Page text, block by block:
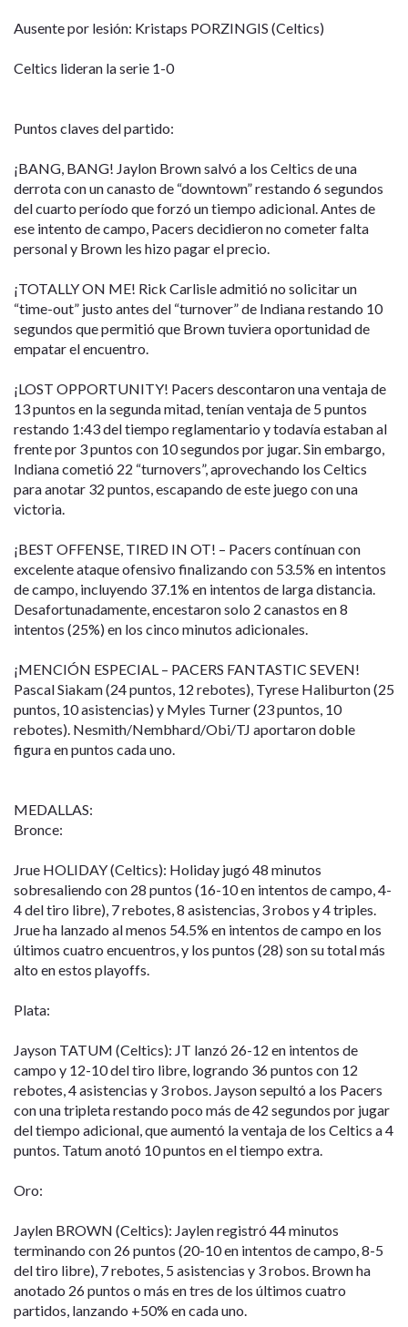
Ausente por lesión: Kristaps PORZINGIS (Celtics)
Celtics lideran la serie 1-0
Puntos claves del partido:
¡BANG, BANG! Jaylon Brown salvó a los Celtics de una
derrota con un canasto de “downtown” restando 6 segundos
del cuarto período que forzó un tiempo adicional. Antes de
ese intento de campo, Pacers decidieron no cometer falta
personal y Brown les hizo pagar el precio.
¡TOTALLY ON ME! Rick Carlisle admitió no solicitar un
“time-out” justo antes del “turnover” de Indiana restando 10
segundos que permitió que Brown tuviera oportunidad de
empatar el encuentro.
¡LOST OPPORTUNITY! Pacers descontaron una ventaja de
13 puntos en la segunda mitad, tenían ventaja de 5 puntos
restando 1:43 del tiempo reglamentario y todavía estaban al
frente por 3 puntos con 10 segundos por jugar. Sin embargo,
Indiana cometió 22 “turnovers”, aprovechando los Celtics
para anotar 32 puntos, escapando de este juego con una
victoria.
¡BEST OFFENSE, TIRED IN OT! – Pacers contínuan con
excelente ataque ofensivo finalizando con 53.5% en intentos
de campo, incluyendo 37.1% en intentos de larga distancia.
Desafortunadamente, encestaron solo 2 canastos en 8
intentos (25%) en los cinco minutos adicionales.
¡MENCIÓN ESPECIAL – PACERS FANTASTIC SEVEN!
Pascal Siakam (24 puntos, 12 rebotes), Tyrese Haliburton (25
puntos, 10 asistencias) y Myles Turner (23 puntos, 10
rebotes). Nesmith/Nembhard/Obi/TJ aportaron doble
figura en puntos cada uno.
MEDALLAS:
Bronce:
Jrue HOLIDAY (Celtics): Holiday jugó 48 minutos
sobresaliendo con 28 puntos (16-10 en intentos de campo, 4-
4 del tiro libre), 7 rebotes, 8 asistencias, 3 robos y 4 triples.
Jrue ha lanzado al menos 54.5% en intentos de campo en los
últimos cuatro encuentros, y los puntos (28) son su total más
alto en estos playoffs.
Plata:
Jayson TATUM (Celtics): JT lanzó 26-12 en intentos de
campo y 12-10 del tiro libre, logrando 36 puntos con 12
rebotes, 4 asistencias y 3 robos. Jayson sepultó a los Pacers
con una tripleta restando poco más de 42 segundos por jugar
del tiempo adicional, que aumentó la ventaja de los Celtics a 4
puntos. Tatum anotó 10 puntos en el tiempo extra.
Oro:
Jaylen BROWN (Celtics): Jaylen registró 44 minutos
terminando con 26 puntos (20-10 en intentos de campo, 8-5
del tiro libre), 7 rebotes, 5 asistencias y 3 robos. Brown ha
anotado 26 puntos o más en tres de los últimos cuatro
partidos, lanzando +50% en cada uno.